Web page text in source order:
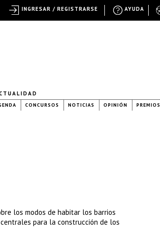
CONCURSOS NOTICIAS OPINIÓN PREMIOS
los modos de habitar los barrios
para la construcción de los
AYUDA
INGRESAR / REGISTRARSE